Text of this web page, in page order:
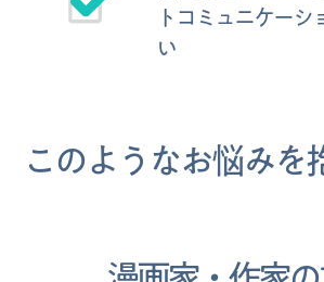
トコミュニケーシ
い
このようなお悩みを